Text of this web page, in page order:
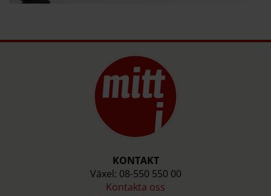
KONTAKT
Växel: 08-550 550 00
Kontakta oss